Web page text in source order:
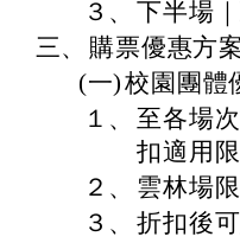
３、 下半場
三、
購票優惠方
(一)校園團體
１、 至各場
扣適用
２、
雲林場
３、 折扣後